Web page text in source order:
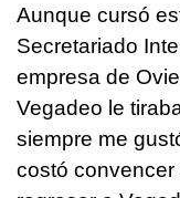
Aunque cursó
Secretariado
empresa de
Vegadeo le
siempre me
costó